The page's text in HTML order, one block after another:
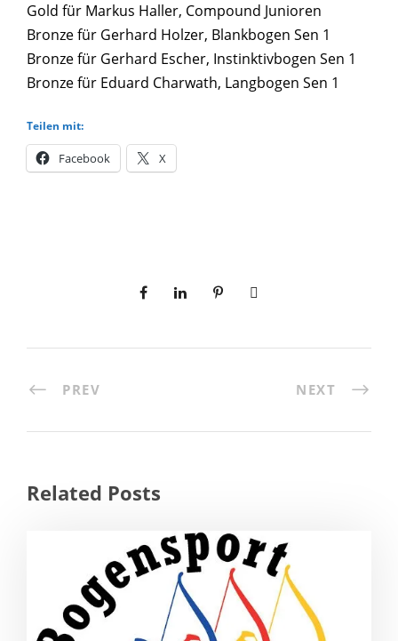
Gold für Markus Haller, Compound Junioren
Bronze für Gerhard Holzer, Blankbogen Sen 1
Bronze für Gerhard Escher, Instinktivbogen Sen 1
Bronze für Eduard Charwath, Langbogen Sen 1
Teilen mit:
Facebook X
PREV NEXT
Related Posts